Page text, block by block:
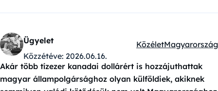
Ügyelet
Közzétéve: 2026.06.16.
Kategóriák:
KözéletMagyarország
Akár több tízezer kanadai dollárért is hozzájuthattak
magyar állampolgársághoz olyan külföldiek, akiknek